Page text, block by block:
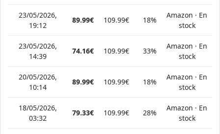
23/05/2026,
19:12
89.99€ 109.99€ 18%
Amazon · En
stock
23/05/2026,
14:39
74.16€ 109.99€ 33%
Amazon · En
stock
20/05/2026,
10:14
89.99€ 109.99€ 18%
Amazon · En
stock
18/05/2026,
03:32
79.33€ 109.99€ 28%
Amazon · En
stock